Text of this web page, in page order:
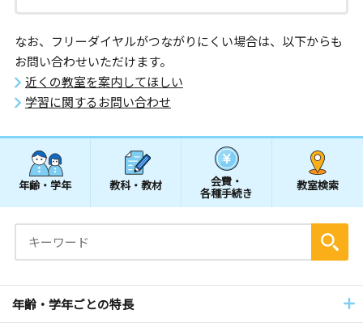
なお、フリーダイヤルがつながりにくい場合は、以下からも
お問い合わせいただけます。
近くの教室を案内してほしい
学習に関するお問い合わせ
年齢・学年 教科・教材 会費・
各種手続き
教室検索
年齢・学年ごとの特長